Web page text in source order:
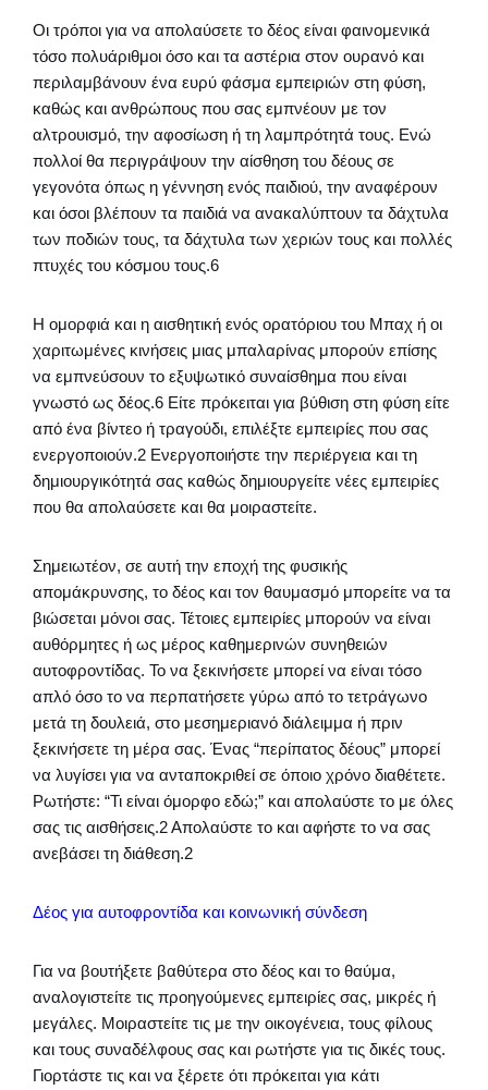
Οι τρόποι για να απολαύσετε το δέος είναι φαινομενικά
τόσο πολυάριθμοι όσο και τα αστέρια στον ουρανό και
περιλαμβάνουν ένα ευρύ φάσμα εμπειριών στη φύση,
καθώς και ανθρώπους που σας εμπνέουν με τον
αλτρουισμό, την αφοσίωση ή τη λαμπρότητά τους. Ενώ
πολλοί θα περιγράψουν την αίσθηση του δέους σε
γεγονότα όπως η γέννηση ενός παιδιού, την αναφέρουν
και όσοι βλέπουν τα παιδιά να ανακαλύπτουν τα δάχτυλα
των ποδιών τους, τα δάχτυλα των χεριών τους και πολλές
πτυχές του κόσμου τους.6
Η ομορφιά και η αισθητική ενός ορατόριου του Μπαχ ή οι
χαριτωμένες κινήσεις μιας μπαλαρίνας μπορούν επίσης
να εμπνεύσουν το εξυψωτικό συναίσθημα που είναι
γνωστό ως δέος.6 Είτε πρόκειται για βύθιση στη φύση είτε
από ένα βίντεο ή τραγούδι, επιλέξτε εμπειρίες που σας
ενεργοποιούν.2 Ενεργοποιήστε την περιέργεια και τη
δημιουργικότητά σας καθώς δημιουργείτε νέες εμπειρίες
που θα απολαύσετε και θα μοιραστείτε.
Σημειωτέον, σε αυτή την εποχή της φυσικής
απομάκρυνσης, το δέος και τον θαυμασμό μπορείτε να τα
βιώσεται μόνοι σας. Τέτοιες εμπειρίες μπορούν να είναι
αυθόρμητες ή ως μέρος καθημερινών συνηθειών
αυτοφροντίδας. Το να ξεκινήσετε μπορεί να είναι τόσο
απλό όσο το να περπατήσετε γύρω από το τετράγωνο
μετά τη δουλειά, στο μεσημεριανό διάλειμμα ή πριν
ξεκινήσετε τη μέρα σας. Ένας “περίπατος δέους” μπορεί
να λυγίσει για να ανταποκριθεί σε όποιο χρόνο διαθέτετε.
Ρωτήστε: “Τι είναι όμορφο εδώ;” και απολαύστε το με όλες
σας τις αισθήσεις.2 Απολαύστε το και αφήστε το να σας
ανεβάσει τη διάθεση.2
Δέος για αυτοφροντίδα και κοινωνική σύνδεση
Για να βουτήξετε βαθύτερα στο δέος και το θαύμα,
αναλογιστείτε τις προηγούμενες εμπειρίες σας, μικρές ή
μεγάλες. Μοιραστείτε τις με την οικογένεια, τους φίλους
και τους συναδέλφους σας και ρωτήστε για τις δικές τους.
Γιορτάστε τις και να ξέρετε ότι πρόκειται για κάτι